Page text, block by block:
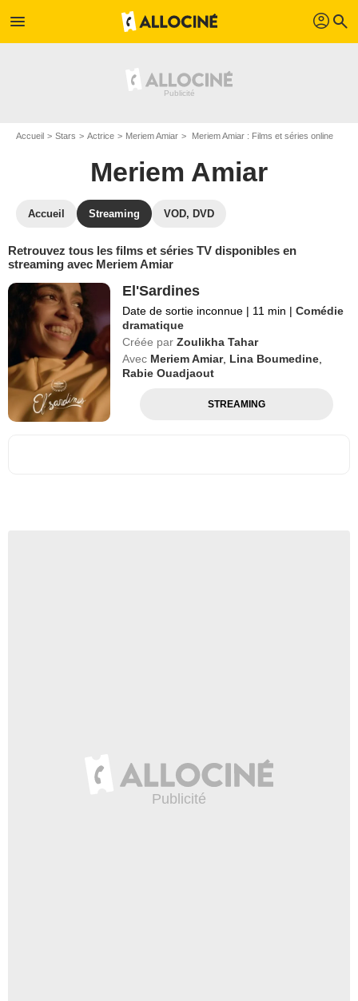
menu profil search
Accueil Stars Actrice Meriem Amiar Meriem Amiar : Films et séries online
Meriem Amiar
Accueil Streaming VOD, DVD
Retrouvez tous les films et séries TV disponibles en
streaming avec Meriem Amiar
El'Sardines
Date de sortie inconnue | 11 min | Comédie
dramatique
Créée par Zoulikha Tahar
Avec Meriem Amiar, Lina Boumedine
Rabie Ouadjaout
STREAMING